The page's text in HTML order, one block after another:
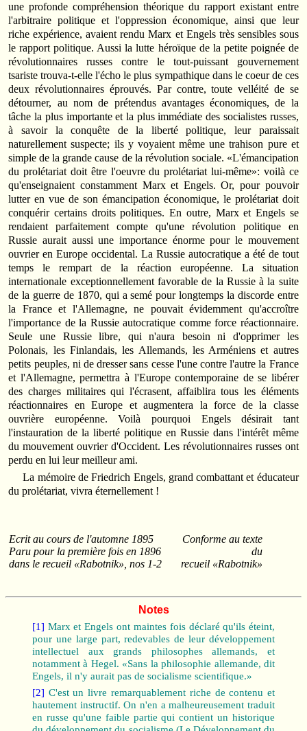
une profonde compréhension théorique du rapport existant entre
l'arbitraire politique et l'oppression économique, ainsi que leur
riche expérience, avaient rendu Marx et Engels très sensibles sous
le rapport politique. Aussi la lutte héroïque de la petite poignée de
révolutionnaires russes contre le tout-puissant gouvernement
tsariste trouva-t-elle l'écho le plus sympathique dans le coeur de ces
deux révolutionnaires éprouvés. Par contre, toute velléité de se
détourner, au nom de prétendus avantages économiques, de la
tâche la plus importante et la plus immédiate des socialistes russes,
à savoir la conquête de la liberté politique, leur paraissait
naturellement suspecte; ils y voyaient même une trahison pure et
simple de la grande cause de la révolution sociale. «L'émancipation
du prolétariat doit être l'oeuvre du prolétariat lui-même»: voilà ce
qu'enseignaient constamment Marx et Engels. Or, pour pouvoir
lutter en vue de son émancipation économique, le prolétariat doit
conquérir certains droits politiques. En outre, Marx et Engels se
rendaient parfaitement compte qu'une révolution politique en
Russie aurait aussi une importance énorme pour le mouvement
ouvrier en Europe occidental. La Russie autocratique a été de tout
temps le rempart de la réaction européenne. La situation
internationale exceptionnellement favorable de la Russie à la suite
de la guerre de 1870, qui a semé pour longtemps la discorde entre
la France et l'Allemagne, ne pouvait évidemment qu'accroître
l'importance de la Russie autocratique comme force réactionnaire.
Seule une Russie libre, qui n'aura besoin ni d'opprimer les
Polonais, les Finlandais, les Allemands, les Arméniens et autres
petits peuples, ni de dresser sans cesse l'une contre l'autre la France
et l'Allemagne, permettra à l'Europe contemporaine de se libérer
des charges militaires qui l'écrasent, affaiblira tous les éléments
réactionnaires en Europe et augmentera la force de la classe
ouvrière européenne. Voilà pourquoi Engels désirait tant
l'instauration de la liberté politique en Russie dans l'intérêt même
du mouvement ouvrier d'Occident. Les révolutionnaires russes ont
perdu en lui leur meilleur ami.
La mémoire de Friedrich Engels, grand combattant et éducateur
du prolétariat, vivra éternellement !
Ecrit au cours de l'automne 1895
Paru pour la première fois en 1896
dans le recueil «Rabotnik», nos 1-2
Conforme au texte
du
recueil «Rabotnik»
Notes
[1] Marx et Engels ont maintes fois déclaré qu'ils éteint,
pour une large part, redevables de leur développement
intellectuel aux grands philosophes allemands, et
notamment à Hegel. «Sans la philosophie allemande, dit
Engels, il n'y aurait pas de socialisme scientifique.»
[2] C'est un livre remarquablement riche de contenu et
hautement instructif. On n'en a malheureusement traduit
en russe qu'une faible partie qui contient un historique